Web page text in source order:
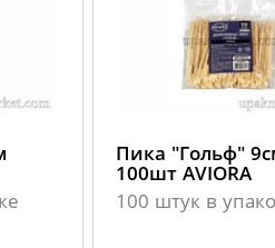
Пика "Гольф"
100шт AVIORA
100 штук в